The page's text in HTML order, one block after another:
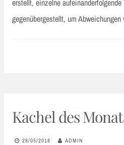
erstellt, einzelne
gegenübergestellt, um
Kachel des
28/05/2018 ADMIN